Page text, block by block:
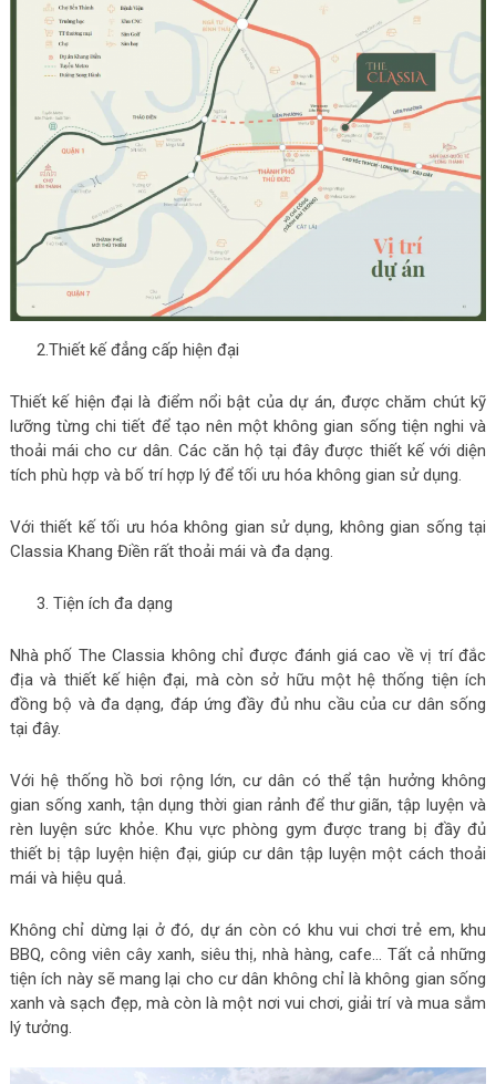
2.Thiết kế đẳng cấp hiện đại
Thiết kế hiện đại là điểm nổi bật của dự án, được chăm chút kỹ
lưỡng từng chi tiết để tạo nên một không gian sống tiện nghi và
thoải mái cho cư dân. Các căn hộ tại đây được thiết kế với diện
tích phù hợp và bố trí hợp lý để tối ưu hóa không gian sử dụng.
Với thiết kế tối ưu hóa không gian sử dụng, không gian sống tại
Classia Khang Điền rất thoải mái và đa dạng.
3. Tiện ích đa dạng
Nhà phố The Classia không chỉ được đánh giá cao về vị trí đắc
địa và thiết kế hiện đại, mà còn sở hữu một hệ thống tiện ích
đồng bộ và đa dạng, đáp ứng đầy đủ nhu cầu của cư dân sống
tại đây.
Với hệ thống hồ bơi rộng lớn, cư dân có thể tận hưởng không
gian sống xanh, tận dụng thời gian rảnh để thư giãn, tập luyện và
rèn luyện sức khỏe. Khu vực phòng gym được trang bị đầy đủ
thiết bị tập luyện hiện đại, giúp cư dân tập luyện một cách thoải
mái và hiệu quả.
Không chỉ dừng lại ở đó, dự án còn có khu vui chơi trẻ em, khu
BBQ, công viên cây xanh, siêu thị, nhà hàng, cafe… Tất cả những
tiện ích này sẽ mang lại cho cư dân không chỉ là không gian sống
xanh và sạch đẹp, mà còn là một nơi vui chơi, giải trí và mua sắm
lý tưởng.